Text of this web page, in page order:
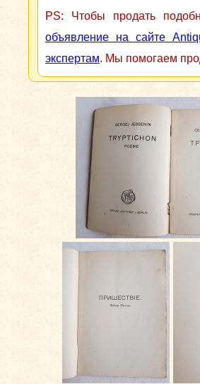
PS: Чтобы продать
объявление на сайте
экспертам. Мы помогаем